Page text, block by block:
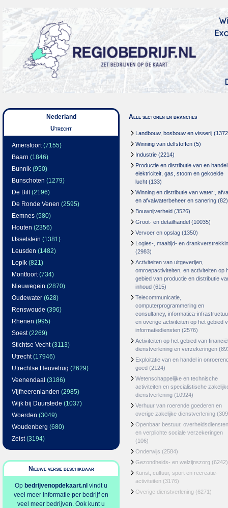
Nederland
Utrecht
Amersfoort(7155)
Baarn (1846)
Bunnik (950)
Bunschoten (1279)
De Bilt(2196)
De Ronde Venen (2595)
Eemnes (580)
Houten (2356)
IJsselstein (1381)
Leusden (1482)
Lopik (821)
Montfoort(734)
Nieuwegein (2870)
Oudewater (628)
Renswoude (396)
Rhenen (995)
Soest(2269)
Stichtse Vecht(3113)
Utrecht(17946)
Utrechtse Heuvelrug (2629)
Veenendaal (3186)
Vijfheerenlanden (2985)
Wijk bij Duurstede (1037)
Woerden (3049)
Woudenberg (680)
Zeist(3194)
Nieuwe versie beschikbaar
Op bedrijvenopdekaart.nl vindt u
veel meer informatie per bedrijf en
veel meer bedrijven. Ook kunt u
Alle sectoren en branches
Landbouw, bosbouw en visserij
Winning van delfstoffen (5)
Industrie (2214)
Productie en distributie van en
elektriciteit, gas, stoom en gekoelde
lucht (133)
Winning en distributie van water;,
en afvalwaterbeheer en sanering (82)
Bouwnijverheid (3526)
Groot- en detailhandel (10035)
Vervoer en opslag (1350)
Logies-, maaltijd- en
(2983)
Activiteiten van uitgeverijen,
omroepactiviteiten, en activiteiten op
gebied van productie en distributie
inhoud (615)
Telecommunicatie,
computerprogrammering en
consultancy, informatica-
en overige activiteiten op het gebied
informatiediensten (2576)
Activiteiten op het gebied van
dienstverlening en verzekeringen
Exploitatie van en handel in
goed (2124)
Wetenschappelijke en technische
activiteiten en specialistische
dienstverlening (10924)
Verhuur van roerende goederen en
overige zakelijke dienstverlening
Openbaar bestuur, overheidsdiensten
en verplichte sociale verzekeringen
(106)
Onderwijs (2584)
Gezondheids- en welzijnszorg (6242)
Kunst, cultuur, sport en recreatie-
activiteiten (3176)
Overige dienstverlening (6271)